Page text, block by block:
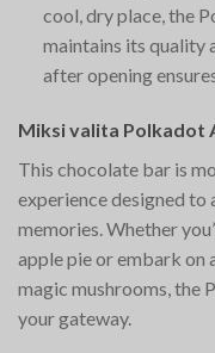
cool, dry place, the
maintains its quality
after opening
Miksi valita Polkadot
This chocolate bar is
experience designed to
memories. Whether
apple pie or embark
magic mushrooms, the
your gateway.